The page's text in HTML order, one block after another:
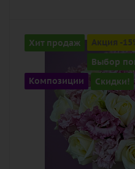
Хит продаж Акция -
Выбор
Композиции Скидки!
Количество
17
Цвет
белый, розовый
Описание
роза, эустома
шляпная коробка